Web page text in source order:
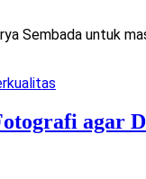
Sembada untuk
agar